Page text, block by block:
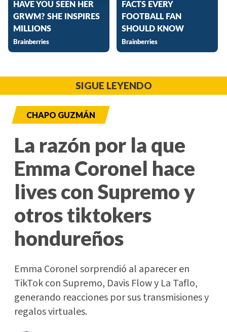
SIGUE LEYENDO
CHAPO GUZMÁN
La razón por la que
Emma Coronel hace
lives con Supremo y
otros tiktokers
hondureños
Emma Coronel sorprendió al aparecer en
TikTok con Supremo, Davis Flow y La Taflo,
generando reacciones por sus transmisiones y
regalos virtuales.